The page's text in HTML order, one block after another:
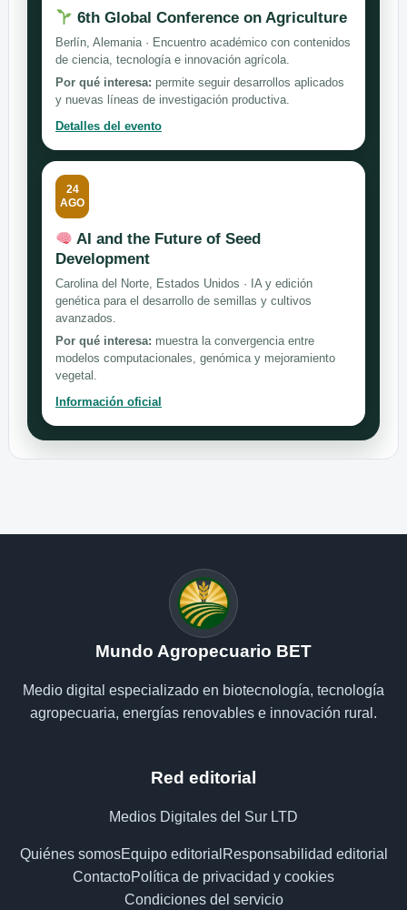
6th Global Conference on Agriculture
Berlín, Alemania · Encuentro académico con contenidos
de ciencia, tecnología e innovación agrícola.
Por qué interesa: permite seguir desarrollos aplicados
y nuevas líneas de investigación productiva.
Detalles del evento
24
AGO
AI and the Future of Seed
Development
Carolina del Norte, Estados Unidos · IA y edición
genética para el desarrollo de semillas y cultivos
avanzados.
Por qué interesa: muestra la convergencia entre
modelos computacionales, genómica y mejoramiento
vegetal.
Información oficial
Mundo Agropecuario BET
Medio digital especializado en biotecnología, tecnología
agropecuaria, energías renovables e innovación rural.
Red editorial
Medios Digitales del Sur LTD
Quiénes somosEquipo editorial Responsabilidad editorial
ContactoPolítica de privacidad y cookies
Condiciones del servicio